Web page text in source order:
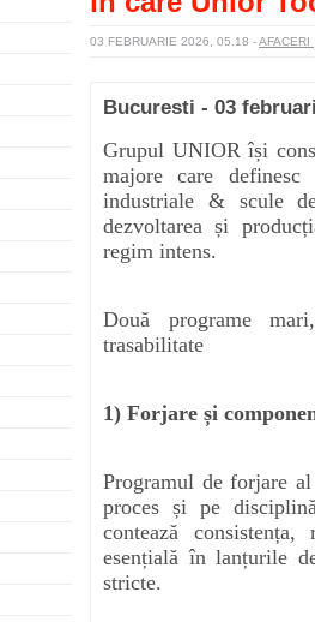
03 FEBRUARIE 2026, 05.18 -AFACERI
Bucuresti - 03
Grupul UNIOR își
majore care definesc
industriale & scule
dezvoltarea și
regim intens.
Două programe
trasabilitate
1) Forjare și
Programul de forjare al
proces și pe
contează
esențială în lanțurile
stricte.